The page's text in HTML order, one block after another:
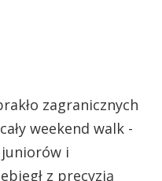
zagranicznych
weekend walk -
i
z precyzją